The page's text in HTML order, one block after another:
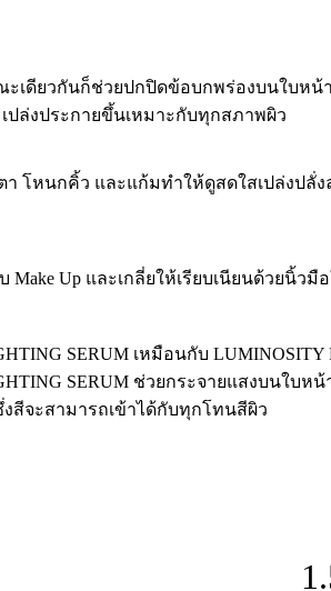
ะเดียวกันก็ช่วยปกปิดข้อบกพร่องบนใบห
ล่งประกายขึ้นเหมาะกับทุกสภาพผิว
า โหนกคิ้ว และแก้มทำให้ดูสดใสเปล่งป
Make Up และเกลี่ยให้เรียบเนียนด้วยนิ้วมื
SERUM เหมือนกับ LUMINOSITY
SERUM ช่วยกระจายแสงบนใบ
สีจะสามารถเข้าได้กับทุกโทนสีผิว